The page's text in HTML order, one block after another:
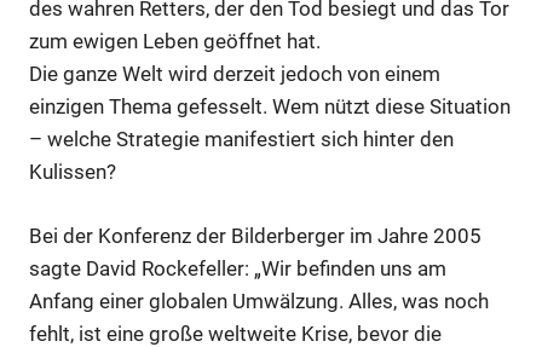
des wahren Retters, der den Tod besiegt und das Tor
zum ewigen Leben geöffnet hat.
Die ganze Welt wird derzeit jedoch von einem
einzigen Thema gefesselt. Wem nützt diese Situation
– welche Strategie manifestiert sich hinter den
Kulissen?
Bei der Konferenz der Bilderberger im Jahre 2005
sagte David Rockefeller: „Wir befinden uns am
Anfang einer globalen Umwälzung. Alles, was noch
fehlt, ist eine große weltweite Krise, bevor die